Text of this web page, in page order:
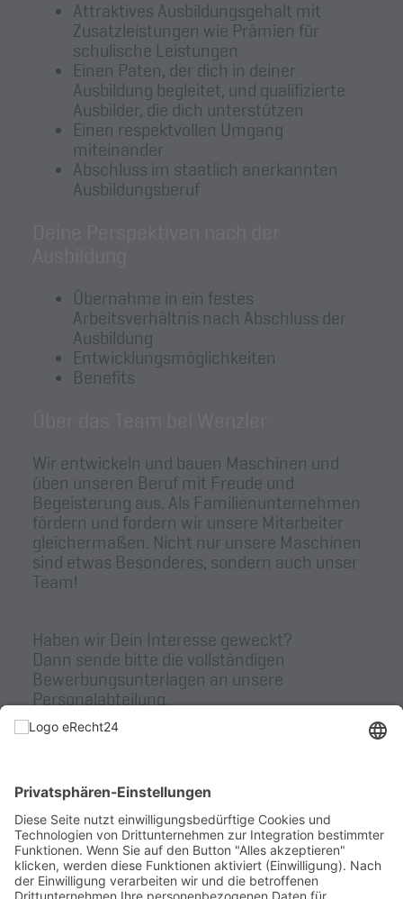
Attraktives Ausbildungsgehalt mit
Zusatzleistungen wie Prämien für
schulische Leistungen
Einen Paten, der dich in deiner
Ausbildung begleitet, und qualifizierte
Ausbilder, die dich unterstützen
Einen respektvollen Umgang
miteinander
Abschluss im staatlich anerkannten
Ausbildungsberuf
Übernahme in ein festes
Arbeitsverhältnis nach Abschluss der
Ausbildung
Entwicklungsmöglichkeiten
Benefits
Wir entwickeln und bauen Maschinen und
üben unseren Beruf mit Freude und
Begeisterung aus. Als Familienunternehmen
fördern und fordern wir unsere Mitarbeiter
gleichermaßen. Nicht nur unsere Maschinen
sind etwas Besonderes, sondern auch unser
Team!
Haben wir Dein Interesse geweckt?
Dann sende bitte die vollständigen
Bewerbungsunterlagen an unsere
Personalabteilung.
August Wenzler Maschinenbau GmbH
Eschenwasen 4
D-78549 Spaichingen
Tel.: 07424/9312-66
karriere@august-wenzler.de